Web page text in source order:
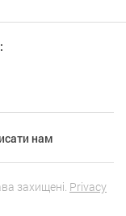
нам
захищені. Privacy